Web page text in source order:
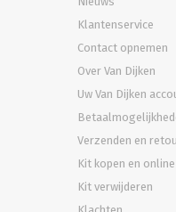
Klantenservice
Contact opnemen
Over Van Dijken
Uw Van Dijken
Verzenden en
Kit kopen en
Kit verwijderen